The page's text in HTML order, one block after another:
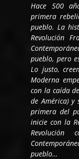
Hace 500
primera
pueblo. La
Revolución
pueblo, pero
Lo justo,
Moderna
con la caída
de América) y
primera del
inicie con la
pueblo…